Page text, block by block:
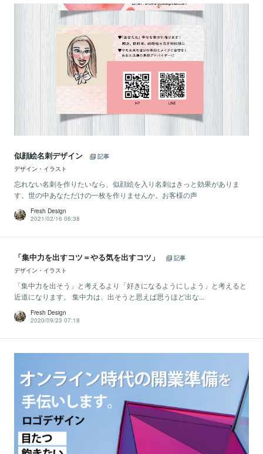
似顔絵名刺デザイン
記事
デザイン・イラスト
忘れない名刺を作りたいなら、似顔絵を入り名刺はきっと効果がありま
す。世の中あなただけの一枚を作りませんか。お客様の声
Fresh Design
2021/02/16 06:38
「集中力を出すコツ＝やる気を出すコツ」
記事
デザイン・イラスト
「集中力を出そう」と考えるより「好きになるようにしよう」と考えると
近道になります。 集中力は、出そうと思えば思うほど出な...
Fresh Design
2020/09/23 07:18